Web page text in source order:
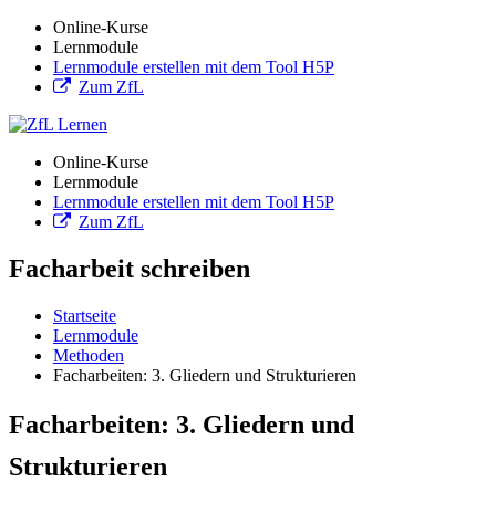
Online-Kurse
Lernmodule
Lernmodule erstellen mit dem Tool H5P
Zum ZfL
Online-Kurse
Lernmodule
Lernmodule erstellen mit dem Tool H5P
Zum ZfL
Facharbeit schreiben
Startseite
Lernmodule
Methoden
Facharbeiten: 3. Gliedern und Strukturieren
Facharbeiten: 3. Gliedern und
Strukturieren